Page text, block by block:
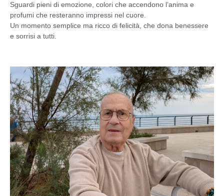
Sguardi pieni di emozione, colori che accendono l’anima e
profumi che resteranno impressi nel cuore.
Un momento semplice ma ricco di felicità, che dona benessere
e sorrisi a tutti.